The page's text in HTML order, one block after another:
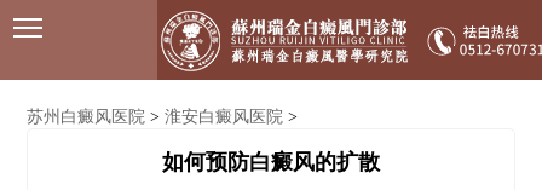
苏州白癜风医院 >淮安白癜风医院 >
如何预防白癜风的扩散